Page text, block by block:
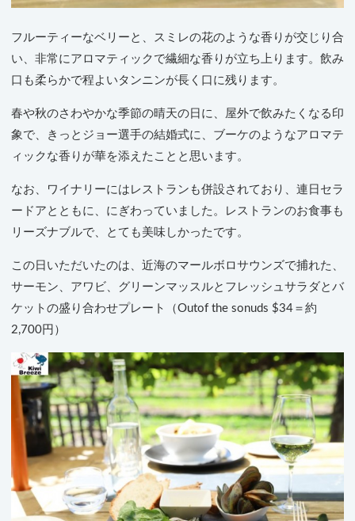
フルーティーなベリーと、スミレの花のような香りが交じり合
い、非常にアロマティックで繊細な香りが立ち上ります。飲み
口も柔らかで程よいタンニンが長く口に残ります。
春や秋のさわやかな季節の晴天の日に、屋外で飲みたくなる印
象で、きっとジョー選手の結婚式に、ブーケのようなアロマテ
ィックな香りが華を添えたことと思います。
なお、ワイナリーにはレストランも併設されており、連日セラ
ードアとともに、にぎわっていました。レストランのお食事も
リーズナブルで、とても美味しかったです。
この日いただいたのは、近海のマールボロサウンズで捕れた、
サーモン、アワビ、グリーンマッスルとフレッシュサラダとバ
ケットの盛り合わせプレート（Outof the sonuds $34＝約
2,700円）